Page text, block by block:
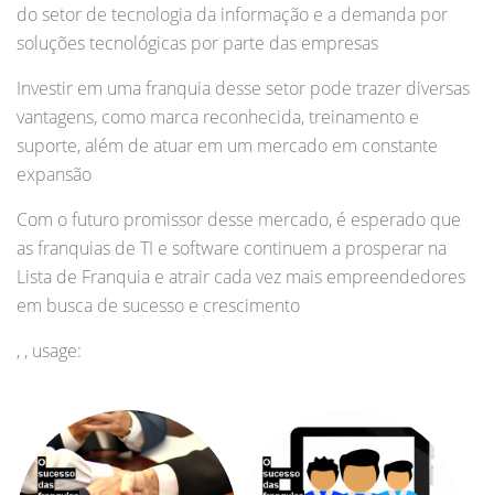
do setor de tecnologia da informação e a demanda por
soluções tecnológicas por parte das empresas
Investir em uma franquia desse setor pode trazer diversas
vantagens, como marca reconhecida, treinamento e
suporte, além de atuar em um mercado em constante
expansão
Com o futuro promissor desse mercado, é esperado que
as franquias de TI e software continuem a prosperar na
Lista de Franquia e atrair cada vez mais empreendedores
em busca de sucesso e crescimento
, , usage: